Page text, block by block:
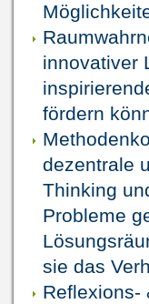
innovativer
fördern
dezentrale
Thinking
Probleme
sie das
Reflexions-